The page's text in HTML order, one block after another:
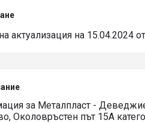
актуализация на 15.04.2024 от
за Металпласт -
Околовръстен път 15А